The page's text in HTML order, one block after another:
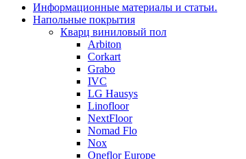
Информационные материалы и статьи.
Напольные покрытия
Кварц виниловый пол
Arbiton
Corkart
Grabo
IVC
LG Hausys
Linofloor
NextFloor
Nomad Flo
Nox
Oneflor Europe